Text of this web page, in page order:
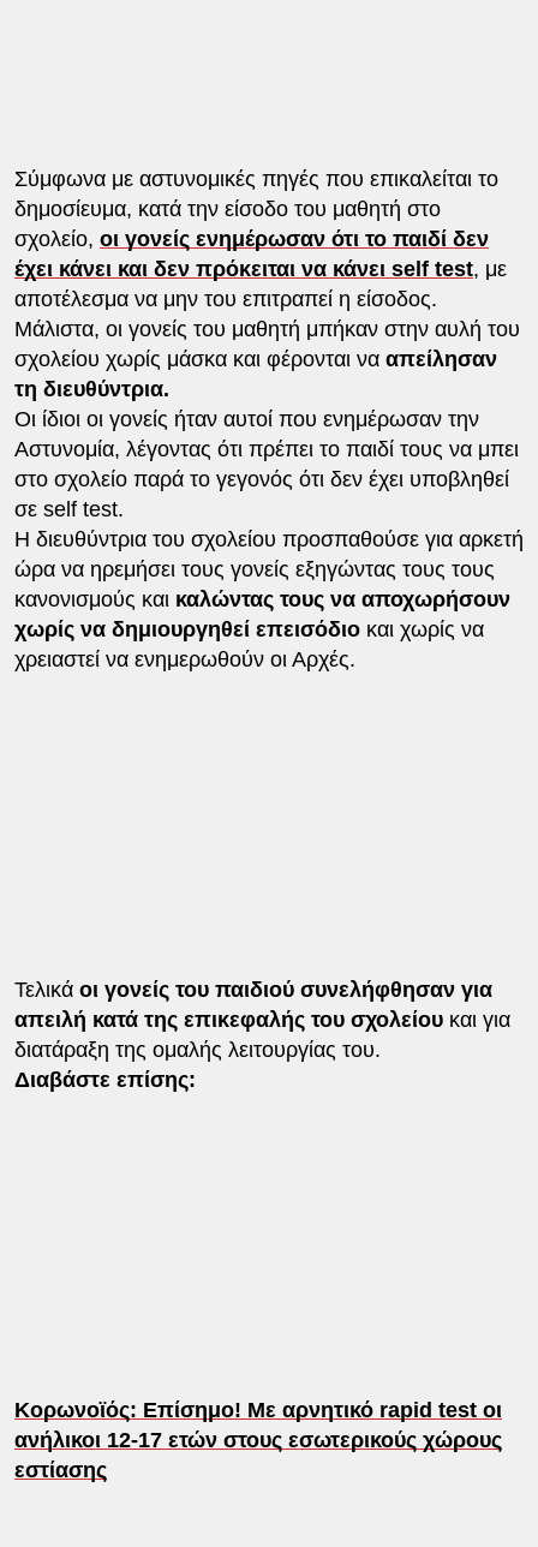
Σύμφωνα με αστυνομικές πηγές που επικαλείται το
δημοσίευμα, κατά την είσοδο του μαθητή στο
σχολείο, οι γονείς ενημέρωσαν ότι το παιδί δεν
έχει κάνει και δεν πρόκειται να κάνει self test, με
αποτέλεσμα να μην του επιτραπεί η είσοδος.
Μάλιστα, οι γονείς του μαθητή μπήκαν στην αυλή του
σχολείου χωρίς μάσκα και φέρονται νααπείλησαν
τη διευθύντρια.
Οι ίδιοι οι γονείς ήταν αυτοί που ενημέρωσαν την
Αστυνομία, λέγοντας ότι πρέπει το παιδί τους να μπει
στο σχολείο παρά το γεγονός ότι δεν έχει υποβληθεί
σε self test.
Η διευθύντρια του σχολείου προσπαθούσε για αρκετή
ώρα να ηρεμήσει τους γονείς εξηγώντας τους τους
κανονισμούς και καλώντας τους να αποχωρήσουν
χωρίς να δημιουργηθεί επεισόδιοκαι χωρίς να
χρειαστεί να ενημερωθούν οι Αρχές.
Τελικά οι γονείς του παιδιού συνελήφθησαν για
απειλή κατά της επικεφαλής του σχολείουκαι για
διατάραξη της ομαλής λειτουργίας του.
Διαβάστε επίσης:
Κορωνοϊός: Επίσημο! Με αρνητικό rapid test οι
ανήλικοι 12-17 ετών στους εσωτερικούς χώρους
εστίασης